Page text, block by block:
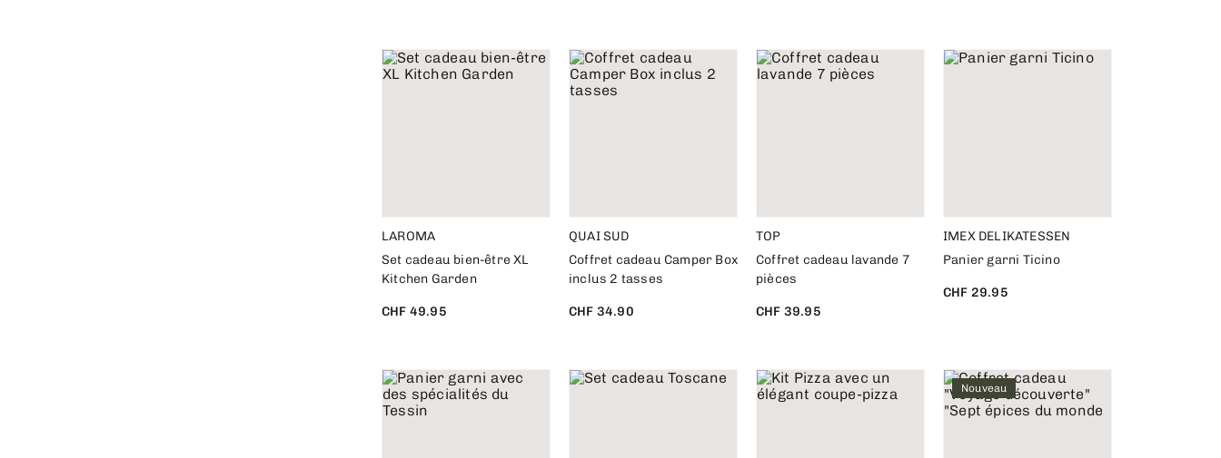
LAROMA
Set cadeau bien-être XL
Kitchen Garden
CHF 49.95
QUAI SUD
Coffret cadeau Camper Box
inclus 2 tasses
CHF 34.90
TOP
Coffret cadeau lavande 7
pièces
CHF 39.95
IMEX DELIKATESSEN
Panier garni Ticino
CHF 29.95
Nouveau